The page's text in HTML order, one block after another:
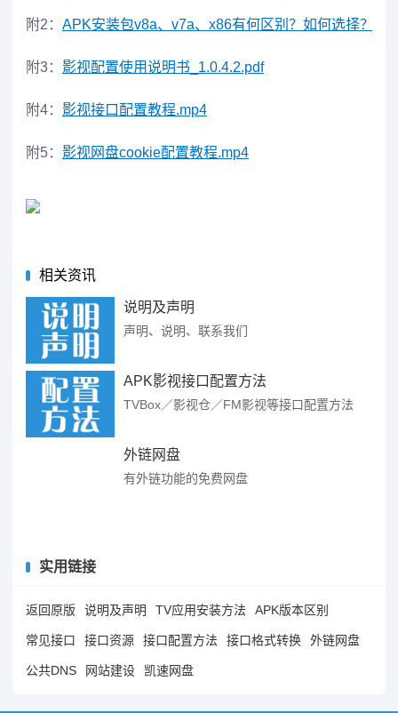
附2： APK安装包v8a、v7a、x86有何区别？如何选择？
附3： 影视配置使用说明书_1.0.4.2.pdf
附4： 影视接口配置教程.mp4
附5： 影视网盘cookie配置教程.mp4
相关资讯
说明及声明
声明、说明、联系我们
APK影视接口配置方法
TVBox／影视仓／FM影视等接口配置方法
外链网盘
有外链功能的免费网盘
实用链接
返回原版 说明及声明 TV应用安装方法 APK版本区别
常见接口 接口资源 接口配置方法 接口格式转换 外链网盘
公共DNS 网站建设 凯速网盘